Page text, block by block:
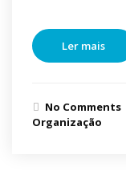
Ler mais
No Comments
Organização